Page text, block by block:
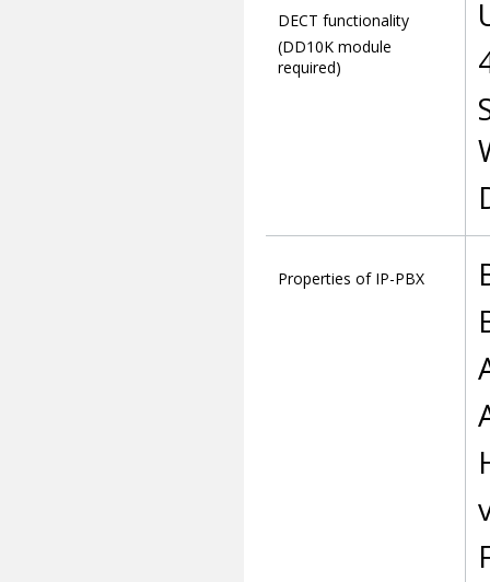
DECT functionality
(DD10K module
required)
Properties of IP-PBX